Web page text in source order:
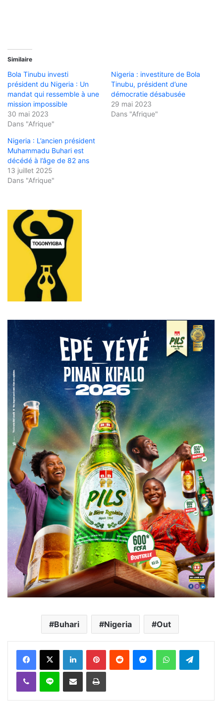
Similaire
Bola Tinubu investi
président du Nigeria : Un
mandat qui ressemble à une
mission impossible
30 mai 2023
Dans "Afrique"
Nigeria : investiture de Bola
Tinubu, président d’une
démocratie désabusée
29 mai 2023
Dans "Afrique"
Nigeria : L’ancien président
Muhammadu Buhari est
décédé à l’âge de 82 ans
13 juillet 2025
Dans "Afrique"
Buhari Nigeria Out
FacebookX Linkedin PinterestReddit MessengerWhatsAppTelegram
Viber Ligne Partager par email Imprimer